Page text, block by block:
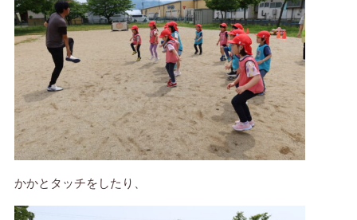
かかとタッチをしたり、